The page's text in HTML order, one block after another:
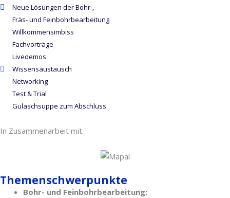
Neue Lösungen der Bohr-,
Fräs- und Feinbohrbearbeitung
Willkommensimbiss
Fachvorträge
Livedemos
Wissensaustausch
Networking
Test & Trial
Gulaschsuppe zum Abschluss
In Zusammenarbeit mit:
Themenschwerpunkte
Bohr- und Feinbohrbearbeitung: